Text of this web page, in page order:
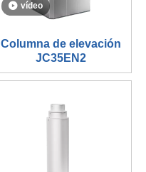
vídeo
Columna de elevación
JC35EN2